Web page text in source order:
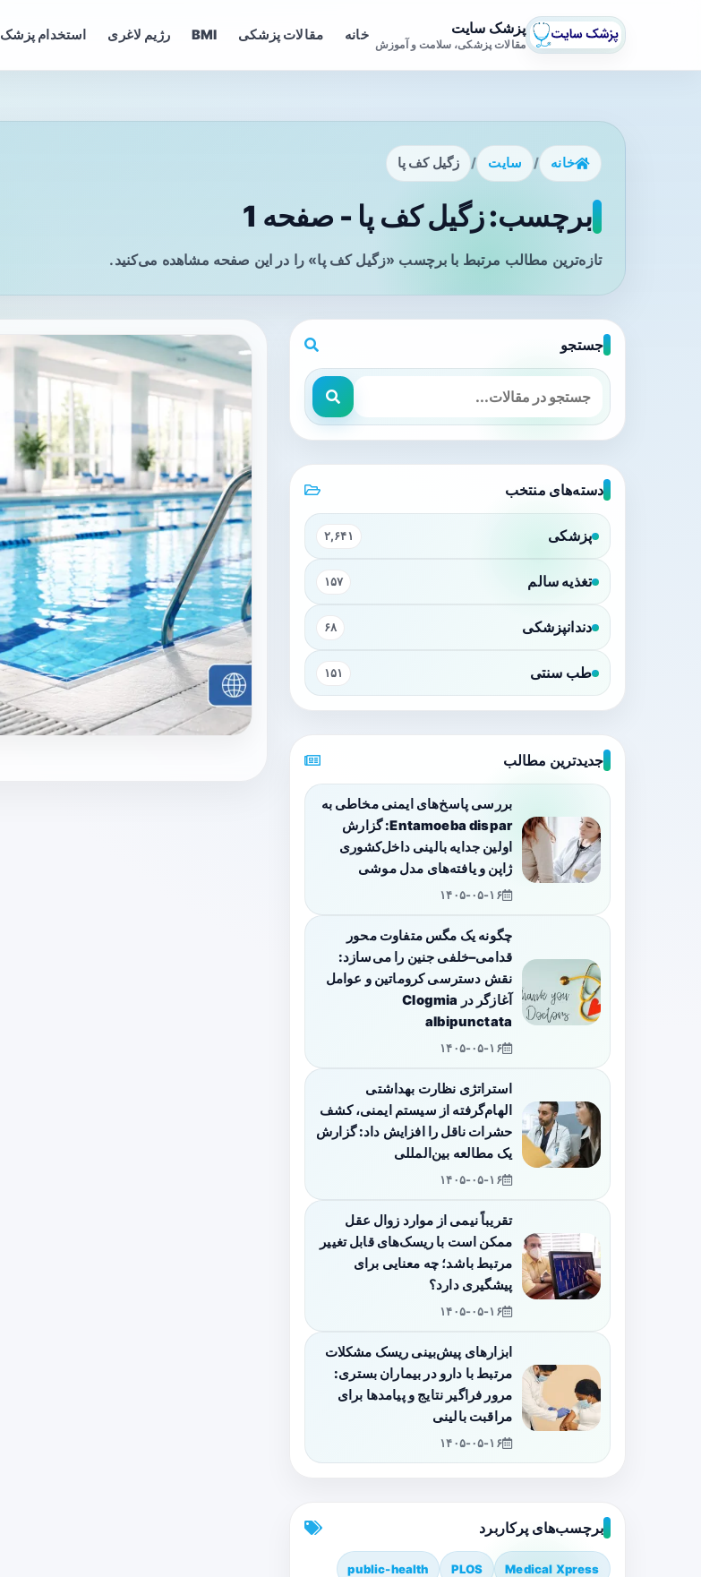
پزشک سایت
مقالات پزشکی، سلامت و آموزش
خانه مقالات پزشکی BMI رژیم لاغری استخدام پزشک
خانه / سایت / زگیل کف پا
برچسب: زگیل کف پا - صفحه 1
تازه‌ترین مطالب مرتبط با برچسب «زگیل کف پا» را در این صفحه مشاهده می‌کنید.
جستجو
دسته‌های منتخب
پزشکی ۲,۶۴۱
تغذیه سالم ۱۵۷
دندانپزشکی ۶۸
طب سنتی ۱۵۱
جدیدترین مطالب
بررسی پاسخ‌های ایمنی مخاطی به
Entamoeba dispar: گزارش
اولین جدایه بالینی داخل‌کشوری
ژاپن و یافته‌های مدل موشی
۱۴۰۵-۰۵-۱۶
چگونه یک مگس متفاوت محور
قدامی–خلفی جنین را می‌سازد:
نقش دسترسی کروماتین و عوامل
آغازگر در Clogmia
albipunctata
۱۴۰۵-۰۵-۱۶
استراتژی نظارت بهداشتی
الهام‌گرفته از سیستم ایمنی، کشف
حشرات ناقل را افزایش داد: گزارش
یک مطالعه بین‌المللی
۱۴۰۵-۰۵-۱۶
تقریباً نیمی از موارد زوال عقل
ممکن است با ریسک‌های قابل تغییر
مرتبط باشد؛ چه معنایی برای
پیشگیری دارد؟
۱۴۰۵-۰۵-۱۶
ابزارهای پیش‌بینی ریسک مشکلات
مرتبط با دارو در بیماران بستری:
مرور فراگیر نتایج و پیامدها برای
مراقبت بالینی
۱۴۰۵-۰۵-۱۶
برچسب‌های پرکاربرد
Medical Xpress
PLOS
public-health